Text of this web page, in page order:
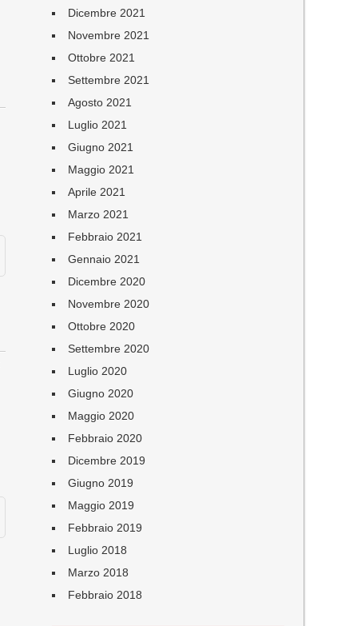
Dicembre 2021
Novembre 2021
Ottobre 2021
Settembre 2021
Agosto 2021
Luglio 2021
Giugno 2021
Maggio 2021
Aprile 2021
Marzo 2021
Febbraio 2021
Gennaio 2021
Dicembre 2020
Novembre 2020
Ottobre 2020
Settembre 2020
Luglio 2020
Giugno 2020
Maggio 2020
Febbraio 2020
Dicembre 2019
Giugno 2019
Maggio 2019
Febbraio 2019
Luglio 2018
Marzo 2018
Febbraio 2018